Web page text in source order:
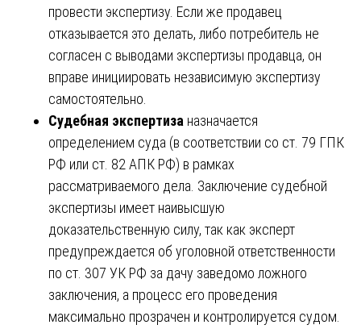
провести экспертизу. Если же продавец
отказывается это делать, либо потребитель не
согласен с выводами экспертизы продавца, он
вправе инициировать независимую экспертизу
самостоятельно.
Судебная экспертиза назначается
определением суда (в соответствии со ст. 79 ГПК
РФ или ст. 82 АПК РФ) в рамках
рассматриваемого дела. Заключение судебной
экспертизы имеет наивысшую
доказательственную силу, так как эксперт
предупреждается об уголовной ответственности
по ст. 307 УК РФ за дачу заведомо ложного
заключения, а процесс его проведения
максимально прозрачен и контролируется судом.